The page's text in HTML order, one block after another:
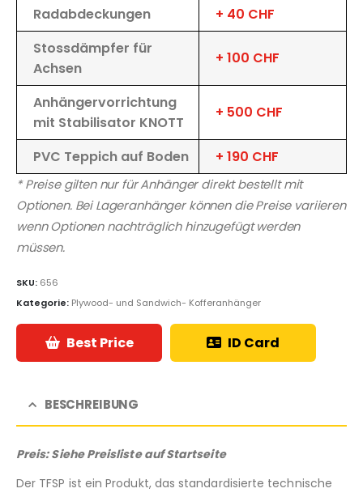
Radabdeckungen
+ 40 CHF
Stossdämpfer für
Achsen
+ 100 CHF
Anhängervorrichtung
mit Stabilisator KNOTT
+ 500 CHF
PVC Teppich auf Boden + 190 CHF
* Preise gilten nur für Anhänger direkt bestellt mit
Optionen. Bei Lageranhänger können die Preise variieren
wenn Optionen nachträglich hinzugefügt werden
müssen.
SKU: 656
Kategorie: Plywood- und Sandwich- Kofferanhänger
Best Price ID Card
BESCHREIBUNG
Preis: Siehe Preisliste auf Startseite
Der TFSP ist ein Produkt, das standardisierte technische